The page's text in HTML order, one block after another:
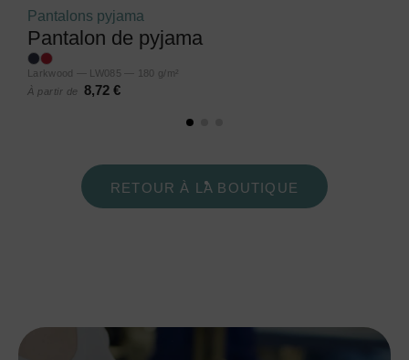
Pantalons pyjama
Pantalon de pyjama
Larkwood — LW085 — 180 g/m²
À partir de
8,72 €
RETOUR À LA BOUTIQUE